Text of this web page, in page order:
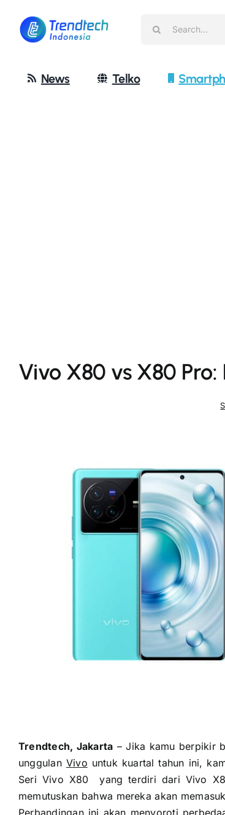
content
News Telko
Vivo X80 vs X80
Trendtech, Jakarta – Jika kamu berpikir
unggulan Vivo untuk kuartal tahun ini,
Seri Vivo X80 yang terdiri dari Vivo
memutuskan bahwa mereka akan
Perbandingan ini akan menyoroti